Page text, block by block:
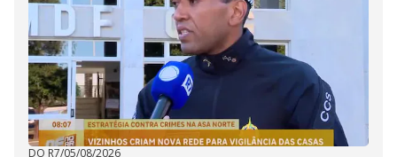
DO R7/05/08/2026